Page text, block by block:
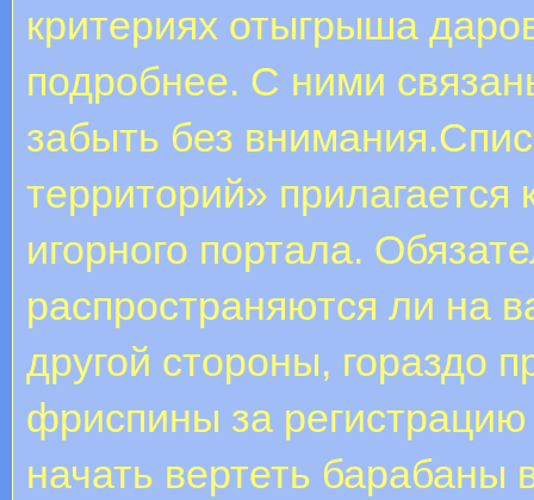
критериях отыгрыша
подробнее. С ними
забыть без
территорий»
игорного портала.
распространяются ли на
другой стороны, гораздо
фриспины за
начать вертеть барабаны